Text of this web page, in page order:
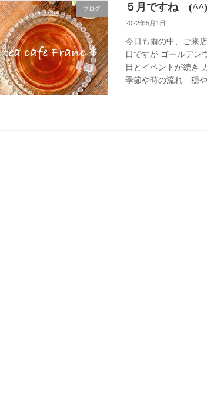
ブログ ５月ですね (^^)
2022年5月1日
今日も雨の中、ご来
日ですが ゴールデン
日とイベントが続き
季節や時の流れ 穏